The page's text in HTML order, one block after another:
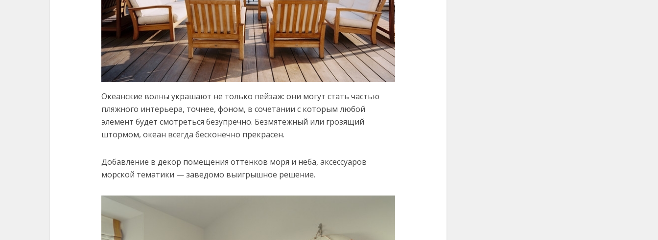
Океанские волны украшают не только пейзаж: они могут стать частью
пляжного интерьера, точнее, фоном, в сочетании с которым любой
элемент будет смотреться безупречно. Безмятежный или грозящий
штормом, океан всегда бесконечно прекрасен.
Добавление в декор помещения оттенков моря и неба, аксессуаров
морской тематики — заведомо выигрышное решение.